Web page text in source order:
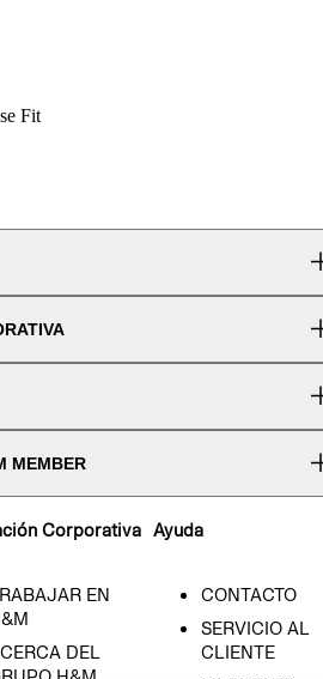
Fit
MEMBER
Corporativa
EN
DEL
Ayuda
CONTACTO
SERVICIO AL
CLIENTE